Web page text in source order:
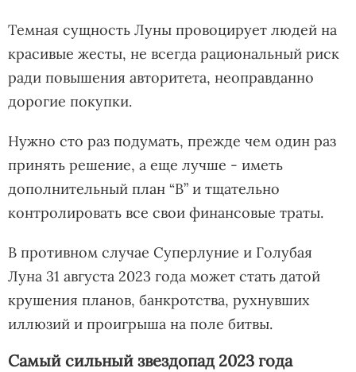
Темная сущность Луны провоцирует людей на
красивые жесты, не всегда рациональный риск
ради повышения авторитета, неоправданно
дорогие покупки.
Нужно сто раз подумать, прежде чем один раз
принять решение, а еще лучше - иметь
дополнительный план “В” и тщательно
контролировать все свои финансовые траты.
В противном случае Суперлуние и Голубая
Луна 31 августа 2023 года может стать датой
крушения планов, банкротства, рухнувших
иллюзий и проигрыша на поле битвы.
Самый сильный звездопад 2023 года